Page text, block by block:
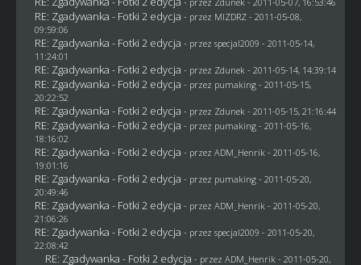
RE: Zgadywanka - Fotki 2 edycja - przez MIZDRZ- 2011-05-08,
09:59:06
RE: Zgadywanka - Fotki 2 edycja - przez specjal2009 - 2011-05-14,
11:24:01
RE: Zgadywanka - Fotki 2 edycja - przez Zdunek - 2011-05-14, 14:39:14
RE: Zgadywanka - Fotki 2 edycja - przez pumaking- 2011-05-15,
20:22:52
RE: Zgadywanka - Fotki 2 edycja - przez Zdunek - 2011-05-15, 21:16:44
RE: Zgadywanka - Fotki 2 edycja - przez pumaking- 2011-05-16,
18:16:02
RE: Zgadywanka - Fotki 2 edycja - przez ADM_Henrik - 2011-05-16,
19:01:16
RE: Zgadywanka - Fotki 2 edycja - przez pumaking- 2011-05-20,
20:49:46
RE: Zgadywanka - Fotki 2 edycja - przez ADM_Henrik - 2011-05-20,
21:06:26
RE: Zgadywanka - Fotki 2 edycja - przez specjal2009 - 2011-05-20,
22:08:42
RE: Zgadywanka - Fotki 2 edycja - przez ADM_Henrik - 2011-05-20,